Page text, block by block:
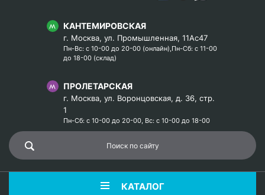
КАНТЕМИРОВСКАЯ
г. Москва, ул. Промышленная, 11Ас47
Пн-Вс: с 10-00 до 20-00 (онлайн),Пн-Сб: с 11-00
до 18-00 (склад)
ПРОЛЕТАРСКАЯ
г. Москва, ул. Воронцовская, д. 36, стр.
1
Пн-Сб: с 10-00 до 20-00, Вс: с 10-00 до 18-00
КАТАЛОГ